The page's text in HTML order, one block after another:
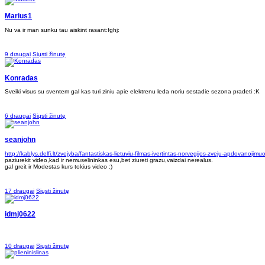
Marius1
Nu va ir man sunku tau aiskint rasant:fghj:
9 draugai Siųsti žinutę
Konradas
Sveiki visus su sventem gal kas turi ziniu apie elektrenu leda noriu sestadie sezona pradeti :K
6 draugai Siųsti žinutę
seanjohn
http://kablys.delfi.lt/zvejyba/fantastiskas-lietuviu-filmas-ivertintas-norvegijos-zveju-
paziurekit video,kad ir nemuselininkas esu,bet ziureti grazu,vaizdai nerealus.
gal greit ir Modestas kurs tokius video :)
17 draugai Siųsti žinutę
idmj0622
10 draugai Siųsti žinutę